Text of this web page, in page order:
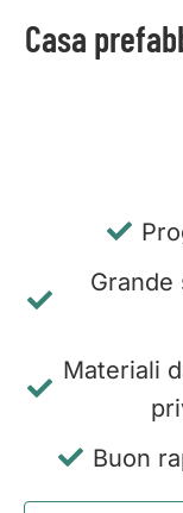
Casa
Grande
Materiali
Buon